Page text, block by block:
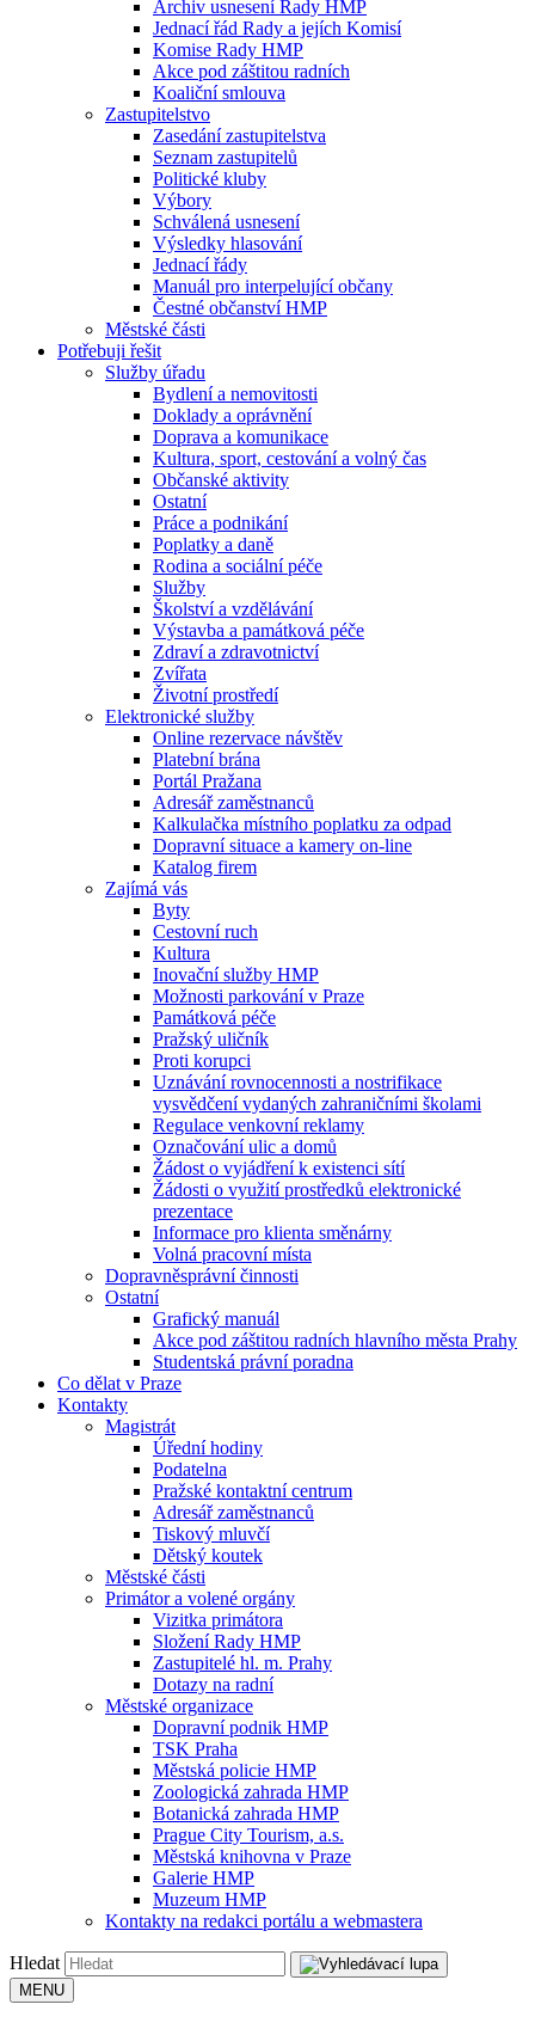
Archiv usnesení Rady HMP
Jednací řád Rady a jejích Komisí
Komise Rady HMP
Akce pod záštitou radních
Koaliční smlouva
Zastupitelstvo
Zasedání zastupitelstva
Seznam zastupitelů
Politické kluby
Výbory
Schválená usnesení
Výsledky hlasování
Jednací řády
Manuál pro interpelující občany
Čestné občanství HMP
Městské části
Potřebuji řešit
Služby úřadu
Bydlení a nemovitosti
Doklady a oprávnění
Doprava a komunikace
Kultura, sport, cestování a volný čas
Občanské aktivity
Ostatní
Práce a podnikání
Poplatky a daně
Rodina a sociální péče
Služby
Školství a vzdělávání
Výstavba a památková péče
Zdraví a zdravotnictví
Zvířata
Životní prostředí
Elektronické služby
Online rezervace návštěv
Platební brána
Portál Pražana
Adresář zaměstnanců
Kalkulačka místního poplatku za odpad
Dopravní situace a kamery on-line
Katalog firem
Zajímá vás
Byty
Cestovní ruch
Kultura
Inovační služby HMP
Možnosti parkování v Praze
Památková péče
Pražský uličník
Proti korupci
Uznávání rovnocennosti a nostrifikace
vysvědčení vydaných zahraničními školami
Regulace venkovní reklamy
Označování ulic a domů
Žádost o vyjádření k existenci sítí
Žádosti o využití prostředků elektronické
prezentace
Informace pro klienta směnárny
Volná pracovní místa
Dopravněsprávní činnosti
Ostatní
Grafický manuál
Akce pod záštitou radních hlavního města Prahy
Studentská právní poradna
Co dělat v Praze
Kontakty
Magistrát
Úřední hodiny
Podatelna
Pražské kontaktní centrum
Adresář zaměstnanců
Tiskový mluvčí
Dětský koutek
Městské části
Primátor a volené orgány
Vizitka primátora
Složení Rady HMP
Zastupitelé hl. m. Prahy
Dotazy na radní
Městské organizace
Dopravní podnik HMP
TSK Praha
Městská policie HMP
Zoologická zahrada HMP
Botanická zahrada HMP
Prague City Tourism, a.s.
Městská knihovna v Praze
Galerie HMP
Muzeum HMP
Kontakty na redakci portálu a webmastera
Hledat
MENU